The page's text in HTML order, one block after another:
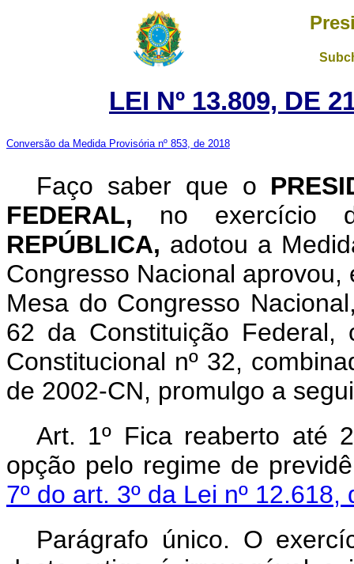
LEI Nº 13.809, DE
Conversão da Medida Provisória nº 853, de 2018
Faço saber que o
FEDERAL, no
REPÚBLICA, adotou a
Congresso Nacional
Mesa do Congresso
62 da Constituição
Constitucional nº 32,
de 2002-CN, promulgo a
Art. 1º Fica reaberto até
opção pelo regime de
7º do art. 3º da Lei nº
Parágrafo único. O